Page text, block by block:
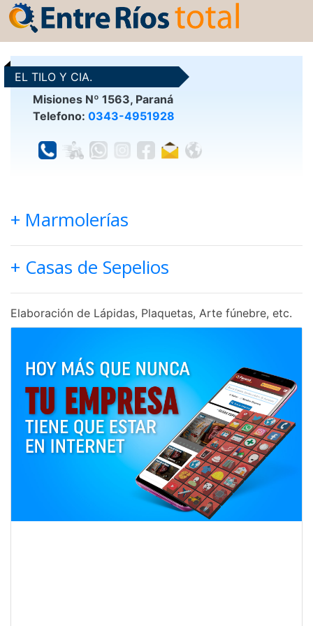
EL TILO Y CIA.
Misiones Nº 1563, Paraná
Telefono: 0343-4951928
+ Marmolerías
+ Casas de Sepelios
Elaboración de Lápidas, Plaquetas, Arte fúnebre, etc.